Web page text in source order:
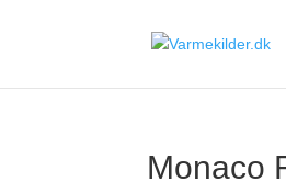
Monaco